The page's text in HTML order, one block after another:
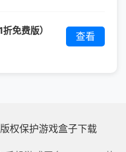
免费版） 查看
版权保护游戏盒子下载